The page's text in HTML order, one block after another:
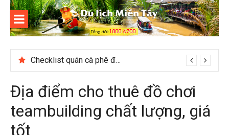
Skip
content
Du lịch
Miền Tây
Checklist quán cà phê đẹp dịp 2/9 ở Đà Lạt nên ghé
Địa điểm cho thuê đồ chơi
teambuilding chất lượng, giá
tốt